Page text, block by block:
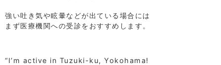
強い吐き気や眩暈などが出ている場合には
まず医療機関への受診をおすすめします。
“I’m active in Tuzuki-ku, Yokohama!